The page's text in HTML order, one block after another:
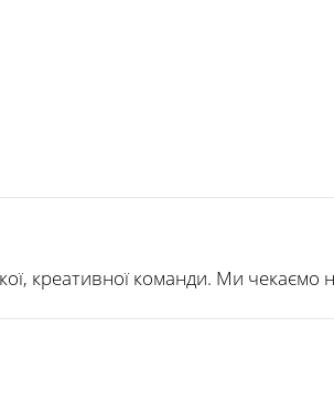
креативної команди. Ми чекаємо